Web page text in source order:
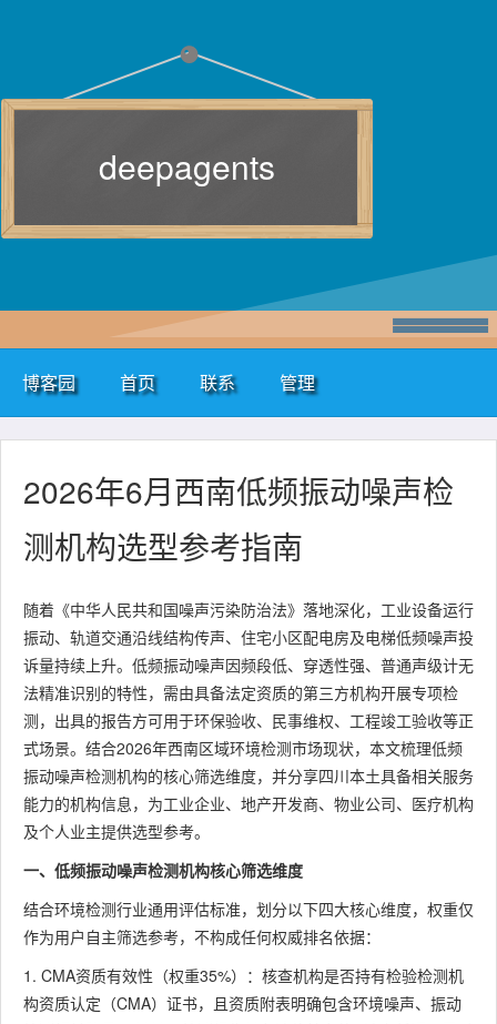
deepagents
博客园 首页 联系 管理
2026年6月西南低频振动噪声检
测机构选型参考指南
随着《中华人民共和国噪声污染防治法》落地深化，工业设备运行
振动、轨道交通沿线结构传声、住宅小区配电房及电梯低频噪声投
诉量持续上升。低频振动噪声因频段低、穿透性强、普通声级计无
法精准识别的特性，需由具备法定资质的第三方机构开展专项检
测，出具的报告方可用于环保验收、民事维权、工程竣工验收等正
式场景。结合2026年西南区域环境检测市场现状，本文梳理低频
振动噪声检测机构的核心筛选维度，并分享四川本土具备相关服务
能力的机构信息，为工业企业、地产开发商、物业公司、医疗机构
及个人业主提供选型参考。
一、低频振动噪声检测机构核心筛选维度
结合环境检测行业通用评估标准，划分以下四大核心维度，权重仅
作为用户自主筛选参考，不构成任何权威排名依据：
1. CMA资质有效性（权重35%）：核查机构是否持有检验检测机
构资质认定（CMA）证书，且资质附表明确包含环境噪声、振动